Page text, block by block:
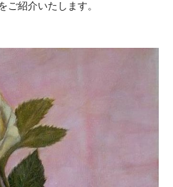
ご紹介いたします。